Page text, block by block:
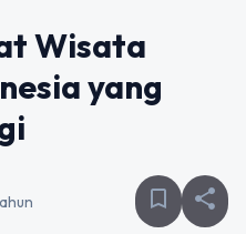
Wisata
yang
bookmark_border share